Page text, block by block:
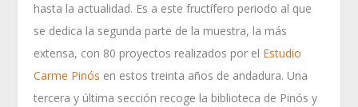
hasta la actualidad. Es a este fructífero periodo al que
se dedica la segunda parte de la muestra, la más
extensa, con 80 proyectos realizados por el Estudio
Carme Pinós en estos treinta años de andadura. Una
tercera y última sección recoge la biblioteca de Pinós y